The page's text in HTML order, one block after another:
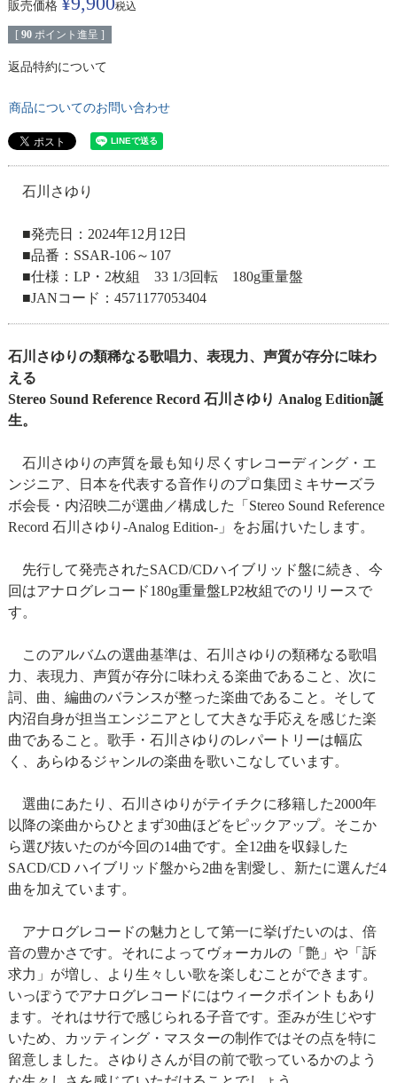
販売価格 税込
[ 90 ポイント進呈 ]
返品特約について
商品についてのお問い合わせ
石川さゆり
■発売日：2024年12月12日
■品番：SSAR-106～107
■仕様：LP・2枚組 33 1/3回転 180g重量盤
■JANコード：4571177053404
石川さゆりの類稀なる歌唱力、表現力、声質が存分に味わ
える
Stereo Sound Reference Record 石川さゆり Analog Edition誕
生。
石川さゆりの声質を最も知り尽くすレコーディング・エ
ンジニア、日本を代表する音作りのプロ集団ミキサーズラ
ボ会長・内沼映二が選曲／構成した「Stereo Sound Reference
Record 石川さゆり-Analog Edition-」をお届けいたします。
先行して発売されたSACD/CDハイブリッド盤に続き、今
回はアナログレコード180g重量盤LP2枚組でのリリースで
す。
このアルバムの選曲基準は、石川さゆりの類稀なる歌唱
力、表現力、声質が存分に味わえる楽曲であること、次に
詞、曲、編曲のバランスが整った楽曲であること。そして
内沼自身が担当エンジニアとして大きな手応えを感じた楽
曲であること。歌手・石川さゆりのレパートリーは幅広
く、あらゆるジャンルの楽曲を歌いこなしています。
選曲にあたり、石川さゆりがテイチクに移籍した2000年
以降の楽曲からひとまず30曲ほどをピックアップ。そこか
ら選び抜いたのが今回の14曲です。全12曲を収録した
SACD/CD ハイブリッド盤から2曲を割愛し、新たに選んだ4
曲を加えています。
アナログレコードの魅力として第一に挙げたいのは、倍
音の豊かさです。それによってヴォーカルの「艶」や「訴
求力」が増し、より生々しい歌を楽しむことができます。
いっぽうでアナログレコードにはウィークポイントもあり
ます。それはサ行で感じられる子音です。歪みが生じやす
いため、カッティング・マスターの制作ではその点を特に
留意しました。さゆりさんが目の前で歌っているかのよう